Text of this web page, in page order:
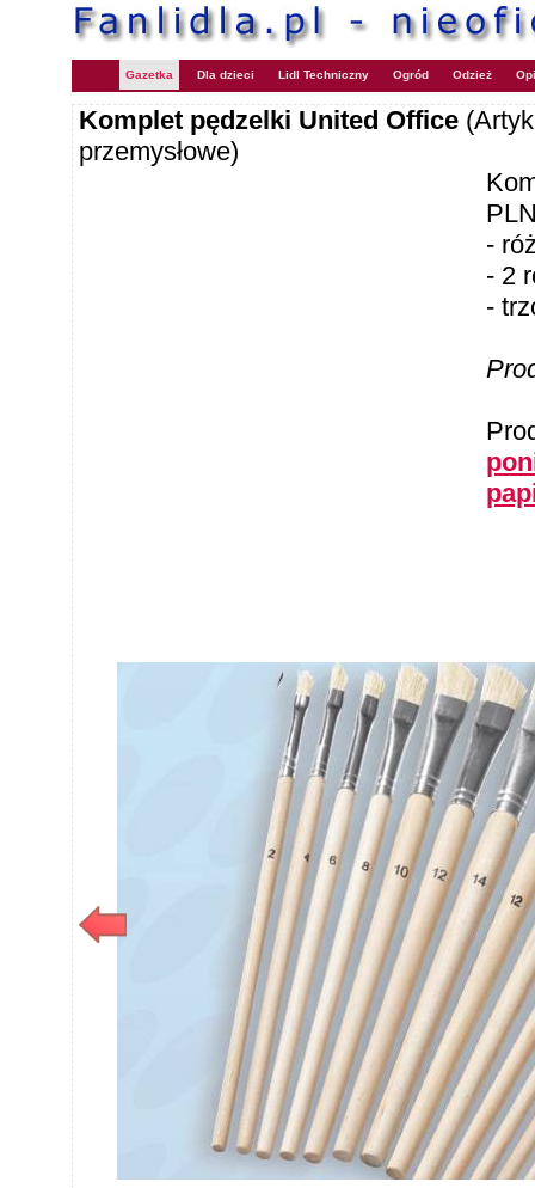
Gazetka Dla dzieci Lidl Techniczny Ogród Odzież
Komplet pędzelki United Office
przemysłowe)
-
- 2
-